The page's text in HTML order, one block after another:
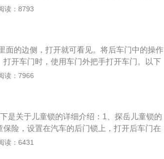
的伤害而设置的一项功能。一般儿童锁都是
和外面都能打开车辆，这个功能在车辆高速
车门，后果不堪设想，现在的汽车车一般都
儿童安全锁的两种形式，常见的儿童安全锁
种是拨动式)。由于旋钮式儿童安全锁需要使
中才能转动旋钮开关进行上锁及解锁操作。
读：8793
面的边侧，打开就可看见。将后车门中的操作
开车门时，使用车门外把手打开车门。以下
儿童门锁用于车辆后车门，防止车辆行驶中
门只能在中控门锁开启的状态下，用车门外
读：7966
是关于儿童锁的详细介绍：1、探岳儿童锁的
险，设置在汽车的后门锁上，打开后车门在
图标的一端，再关上车门，此时车门在车内
读：6431